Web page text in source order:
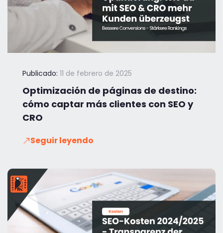
Publicado: 11 de febrero de 2025
Optimización de páginas de destino:
cómo captar más clientes con SEO y
CRO
Seguir leyendo